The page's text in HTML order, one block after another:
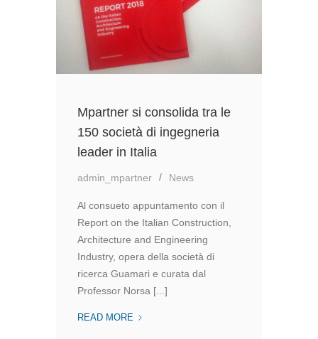
Mpartner si consolida tra le
150 società di ingegneria
leader in Italia
admin_mpartner News
Al consueto appuntamento con il
Report on the Italian Construction,
Architecture and Engineering
Industry, opera della società di
ricerca Guamari e curata dal
Professor Norsa [...]
READ MORE